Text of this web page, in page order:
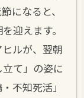
になると、
迎えます。
ルが、翌朝
て」の姿に
不知死活」